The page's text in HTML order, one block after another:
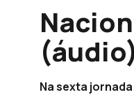
(áudio)
Na sexta